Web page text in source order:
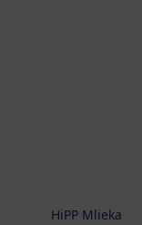
HiPP Mlieka